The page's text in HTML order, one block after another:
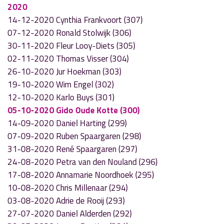
2020
14-12-2020 Cynthia Frankvoort (307)
07-12-2020 Ronald Stolwijk (306)
30-11-2020 Fleur Looy-Diets (305)
02-11-2020 Thomas Visser (304)
26-10-2020 Jur Hoekman (303)
19-10-2020 Wim Engel (302)
12-10-2020 Karlo Buys (301)
05-10-2020 Gido Oude Kotte (300)
14-09-2020 Daniel Harting (299)
07-09-2020 Ruben Spaargaren (298)
31-08-2020 René Spaargaren (297)
24-08-2020 Petra van den Nouland (296)
17-08-2020 Annamarie Noordhoek (295)
10-08-2020 Chris Millenaar (294)
03-08-2020 Adrie de Rooij (293)
27-07-2020 Daniel Alderden (292)